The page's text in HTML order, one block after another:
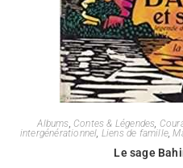
Albums Contes & Légendes
intergénérationnel Liens de famille,
Le sage